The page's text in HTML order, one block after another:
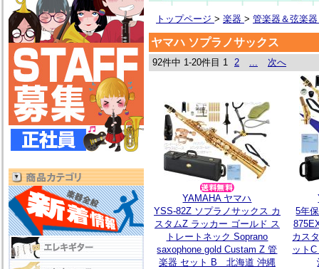
トップページ > 楽器 > 管楽器＆弦楽
ヤマハ ソプラノサックス
92件中 1-20件目 1 2 ... 次へ
YAMAHA ヤマハ
YSS-82Z ソプラノサックス カ
スタムZ ラッカー ゴールド ス
トレートネック Soprano
saxophone gold Custam Z 管
楽器 セット B 北海道 沖縄
5年
カス
ット